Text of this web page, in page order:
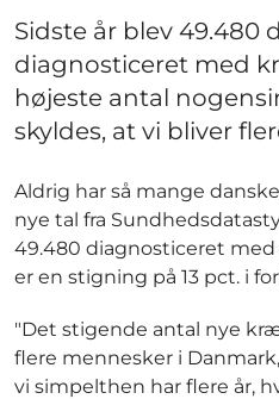
Sidste år blev 49.480
diagnosticeret med
højeste antal
skyldes, at vi bliver
Aldrig har så mange
nye tal fra
49.480 diagnosticeret
er en stigning på 13 pct. i
"Det stigende antal nye
flere mennesker i
vi simpelthen har flere år,